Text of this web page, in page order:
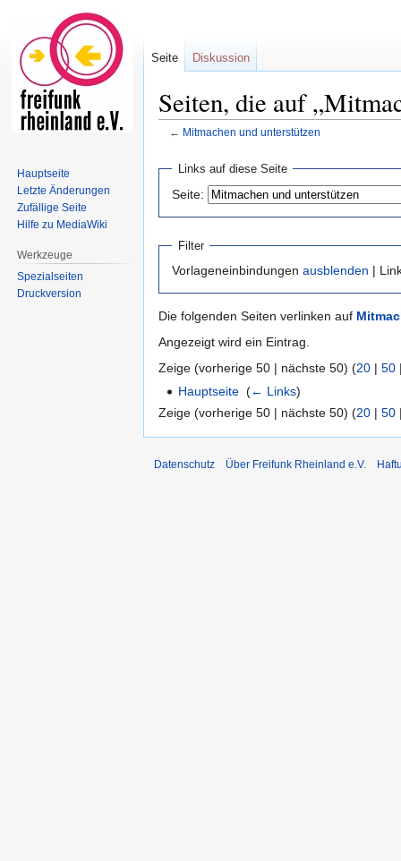
Seiten, die auf
← Mitmachen und unterstützen
Navigation
springen
springen
Links auf diese Seite
Seite:
Filter
Vorlageneinbindungen ausblenden |
Die folgenden Seiten verlinken auf
Angezeigt wird ein Eintrag.
Zeige (vorherige 50 | nächste 50) (20 | 50
Hauptseite ‎(← Links)
Zeige (vorherige 50 | nächste 50) (20 | 50
Seite Diskussion
Hauptseite
Letzte Änderungen
Zufällige Seite
Hilfe zu MediaWiki
Werkzeuge
Spezialseiten
Druckversion
Datenschutz Über Freifunk Rheinland e.V.